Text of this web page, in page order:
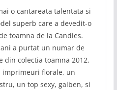
o cantareata talentata si
superb care a devedit-o
toamna de la Candies.
a purtat un numar de
din colectia toamna 2012,
imprimeuri florale, un
un top sexy, galben, si